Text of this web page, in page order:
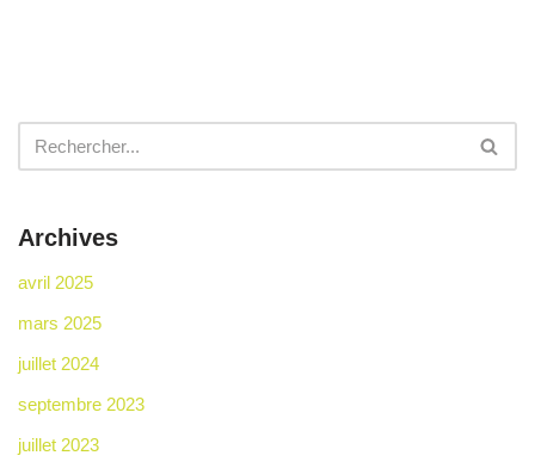
Archives
avril 2025
mars 2025
juillet 2024
septembre 2023
juillet 2023